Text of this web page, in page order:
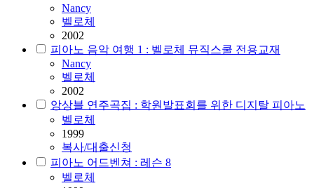
Nancy
벨로체
2002
피아노 음악 여행 1 : 벨로체 뮤직스쿨 전용교재
Nancy
벨로체
2002
앙상블 연주곡집 : 학원발표회를 위한 디지탈 피아노
벨로체
1999
복사/대출신청
피아노 어드벤쳐 : 레슨 8
벨로체